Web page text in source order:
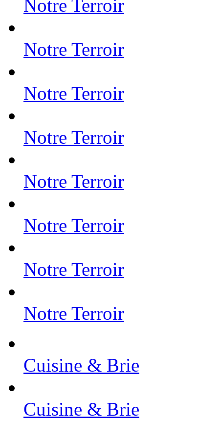
Notre Terroir
Notre Terroir
Notre Terroir
Notre Terroir
Notre Terroir
Notre Terroir
Notre Terroir
Notre Terroir
Cuisine & Brie
Cuisine & Brie